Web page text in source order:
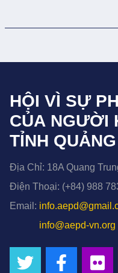
HỘI VÌ SỰ
CỦA NGƯỜI
TỈNH
Địa Chỉ: 18A Quang
Điện Thoại: (+84) 988
Email:
info@aepd-vn.org